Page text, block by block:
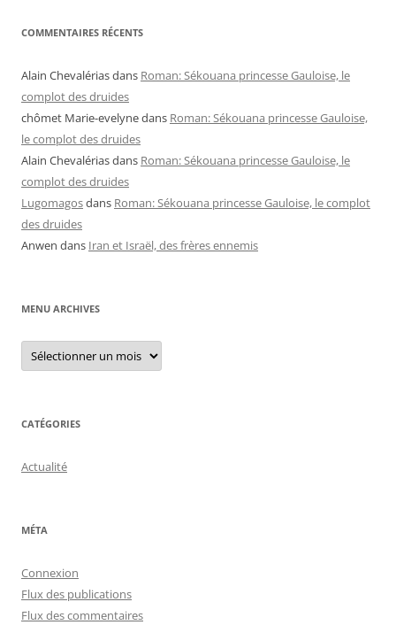
COMMENTAIRES RÉCENTS
Alain Chevalériasdans Roman: Sékouana princesse Gauloise, le
complot des druides
chômet Marie-evelynedans Roman: Sékouana princesse Gauloise,
le complot des druides
Alain Chevalériasdans Roman: Sékouana princesse Gauloise, le
complot des druides
Lugomagosdans Roman: Sékouana princesse Gauloise, le complot
des druides
Anwen dans Iran et Israël, des frères ennemis
MENU ARCHIVES
Menu
archives
CATÉGORIES
Actualité
MÉTA
Connexion
Flux des publications
Flux des commentaires